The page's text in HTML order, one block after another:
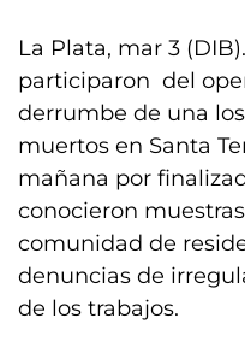
La Plata, mar 3
participaron del
derrumbe de una
muertos en Santa
mañana por
conocieron
comunidad de
denuncias de
de los trabajos.